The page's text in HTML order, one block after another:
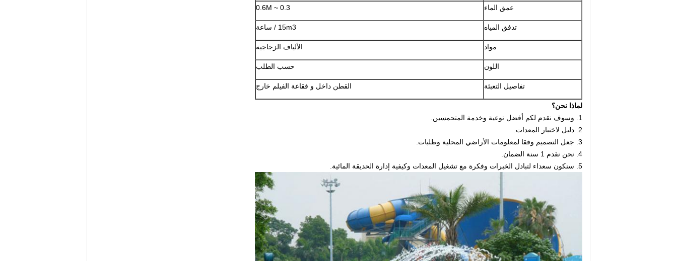
عمق الماء 0.3 ~ 0.6M
تدفق المياه 15m3 / ساعة
مواد الألياف الزجاجية
اللون حسب الطلب
تفاصيل التعبئة القطن داخل و فقاعة الفيلم خارج
لماذا نحن؟
1. وسوف نقدم لكم أفضل نوعية
وخدمة المتحمسين.
2. دليل لاختيار المعدات.
3. جعل التصميم وفقا لمعلومات الأراضي المحلية وطلبات.
4. نحن نقدم 1 سنة الضمان.
5. سنكون سعداء لتبادل الخبرات وفكرة مع تشغيل المعدات وكيفية إدارة الحديقة المائية.